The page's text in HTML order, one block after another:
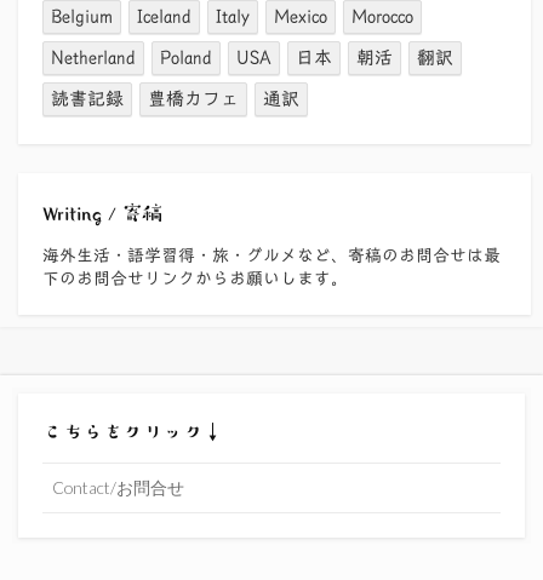
Belgium Iceland Italy Mexico Morocco
Netherland Poland USA 日本 朝活 翻訳
読書記録 豊橋カフェ 通訳
Writing / 寄稿
海外生活・語学習得・旅・グルメなど、寄稿のお問合せは最
下のお問合せリンクからお願いします。
こちらをクリック↓
Contact/お問合せ